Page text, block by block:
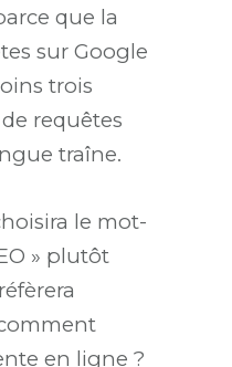
que la
sur Google
trois
requêtes
traîne.
le mot-
» plutôt
en ligne ?